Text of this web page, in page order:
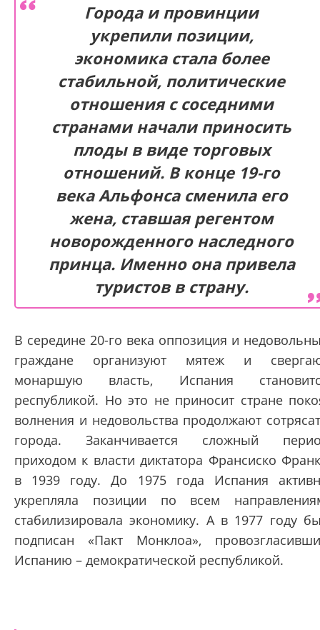
Города и провинции
укрепили позиции,
экономика стала более
стабильной, политические
отношения с соседними
странами начали приносить
плоды в виде торговых
отношений. В конце 19-го
века Альфонса сменила его
жена, ставшая регентом
новорожденного наследного
принца. Именно она привела
туристов в страну.
В середине 20-го века оппозиция и
граждане организуют мятеж и
монаршую власть, Испания
республикой. Но это не приносит стране
волнения и недовольства продолжают
города. Заканчивается сложный
приходом к власти диктатора Франсиско
в 1939 году. До 1975 года Испания
укрепляла позиции по всем
стабилизировала экономику. А в 1977 году
подписан «Пакт Монклоа»,
Испанию – демократической республикой.